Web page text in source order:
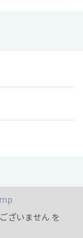
ざいません を